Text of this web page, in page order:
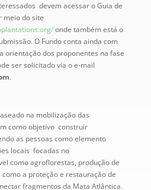
devem acessar o Guia de
meio do site
onde também está o
O Fundo conta ainda com
orientação dos proponentes na fase
ser solicitado via o e-mail
.
na mobilização das
como objetivo construir
as pessoas como elemento
locais focadas no
como agroflorestas, produção de
a proteção e restauração de
fragmentos da Mata Atlântica.